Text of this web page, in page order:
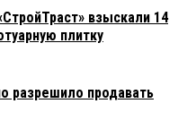
взыскали 14
плитку
разрешило продавать